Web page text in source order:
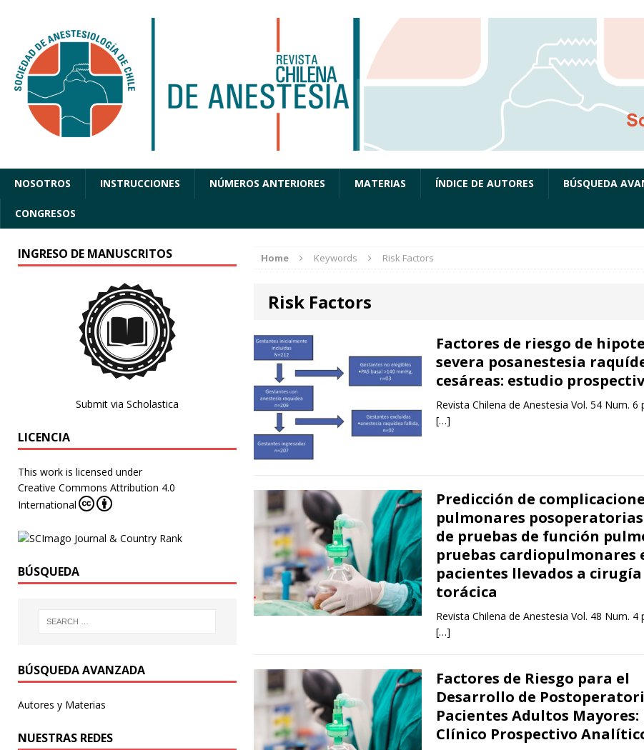
NOSOTROS INSTRUCCIONES NÚMEROS ANTERIORES MATERIAS ÍNDICE DE AUTORES BÚSQUEDA
CONGRESOS
Home Keywords Risk Factors
Risk Factors
Factores de riesgo de
severa posanestesia
cesáreas: estudio
Revista Chilena de Anestesia Vol. 54 Num. 6
[…]
Predicción de
pulmonares
de pruebas de función
pruebas cardiopulmonares
pacientes llevados a
torácica
Revista Chilena de Anestesia Vol. 48 Num. 4
[…]
Factores de Riesgo para el
Desarrollo de
Pacientes Adultos Mayores:
Clínico Prospectivo
INGRESO DE MANUSCRITOS
Submit via Scholastica
LICENCIA
This work is licensed under
Creative Commons Attribution 4.0
International
BÚSQUEDA
BÚSQUEDA AVANZADA
Autores y Materias
NUESTRAS REDES